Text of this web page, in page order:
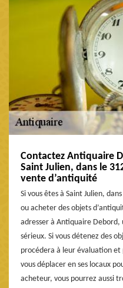
Contactez Antiquaire
Saint Julien, dans le
vente d’antiquité
Si vous êtes à Saint Julien,
ou acheter des objets
adresser à Antiquaire
sérieux. Si vous détenez des
procédera à leur évaluation et
vous déplacer en ses locaux
acheteur, vous pourrez aussi